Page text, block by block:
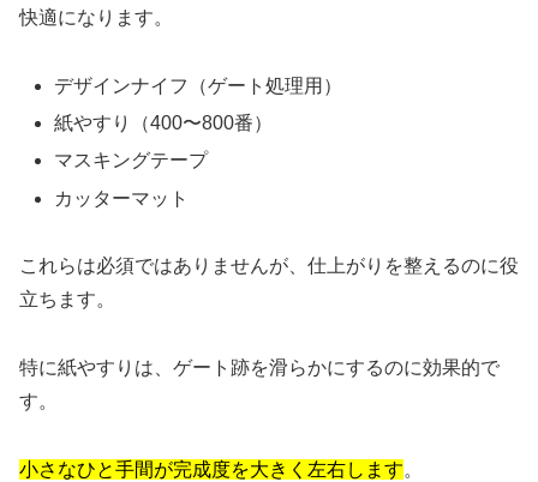
快適になります。
デザインナイフ（ゲート処理用）
紙やすり（400〜800番）
マスキングテープ
カッターマット
これらは必須ではありませんが、仕上がりを整えるのに役
立ちます。
特に紙やすりは、ゲート跡を滑らかにするのに効果的で
す。
小さなひと手間が完成度を大きく左右します。